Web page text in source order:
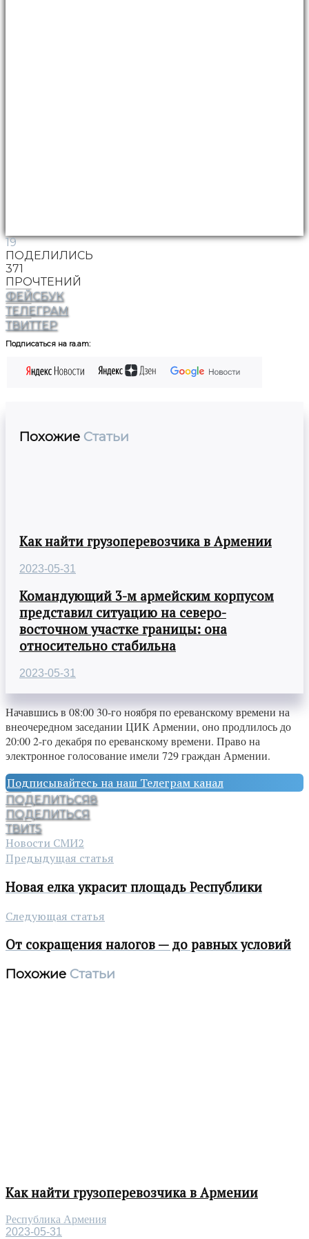
19
ПОДЕЛИЛИСЬ
371
ПРОЧТЕНИЙ
ФЕЙСБУК
ТЕЛЕГРАМ
ТВИТТЕР
Подписаться на ra.am:
Похожие Статьи
Как найти грузоперевозчика в Армении
2023-05-31
Командующий 3-м армейским корпусом
представил ситуацию на северо-
восточном участке границы: она
относительно стабильна
2023-05-31
Начавшись в 08:00 30-го ноября по ереванскому времени на
внеочередном заседании ЦИК Армении, оно продлилось до
20:00 2-го декабря по ереванскому времени. Право на
электронное голосование имели 729 граждан Армении.
Подписывайтесь на наш Телеграм канал
ПОДЕЛИТЬСЯ8
ПОДЕЛИТЬСЯ
ТВИТ5
Новости СМИ2
Предыдущая статья
Новая елка украсит площадь Республики
Следующая статья
От сокращения налогов — до равных условий
Похожие Статьи
Как найти грузоперевозчика в Армении
Республика Армения
2023-05-31